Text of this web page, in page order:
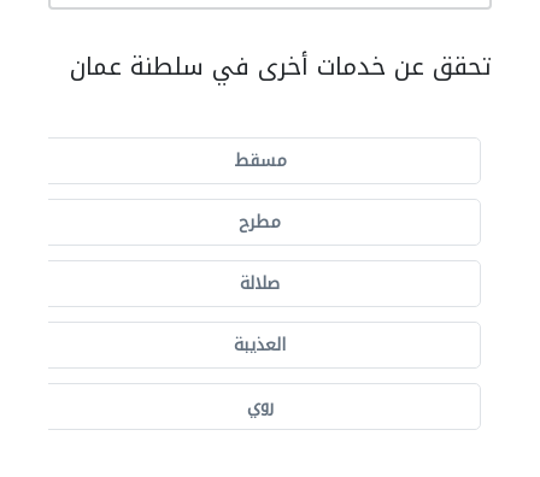
تحقق عن خدمات أخرى في سلطنة عمان
مسقط
مطرح
صلالة
العذيبة
روي